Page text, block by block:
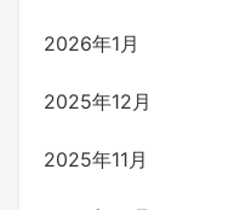
2026年1月
2025年12月
2025年11月